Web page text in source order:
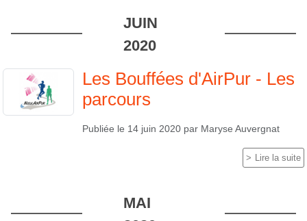
JUIN
2020
Les Bouffées d'AirPur - Les
parcours
Publiée le 14 juin 2020 par Maryse Auvergnat
Lire la suite
MAI